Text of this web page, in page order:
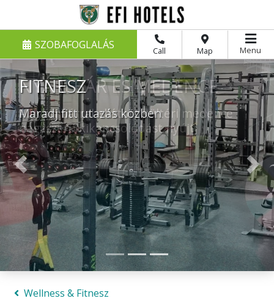
Call Map
SZOBAFOGLALÁS Menu
NYÁRI BÁR ÉS MEDENCE
A nyári bárral ellátott kültéri medence
nagyszerű kikapcsolódást nyújt
Previous Next
Wellness & Fitnesz